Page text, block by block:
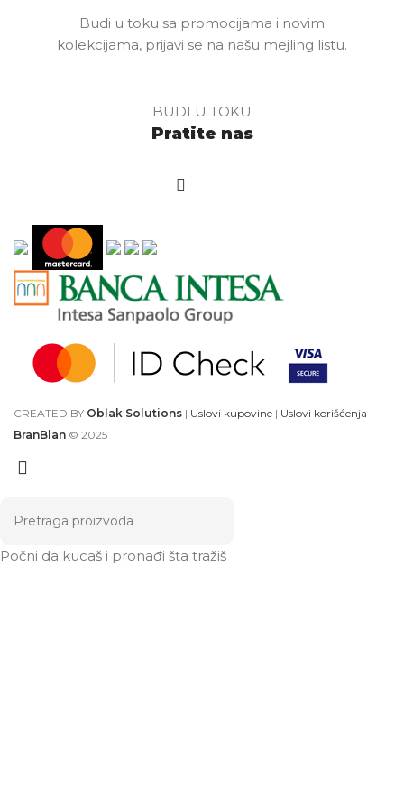
Budi u toku sa promocijama i novim
kolekcijama, prijavi se na našu mejling listu.
BUDI U TOKU
Pratite nas
CREATED BY Oblak Solutions | Uslovi kupovine | Uslovi korišćenja
BranBlan © 2025
Počni da kucaš i pronađi šta tražiš